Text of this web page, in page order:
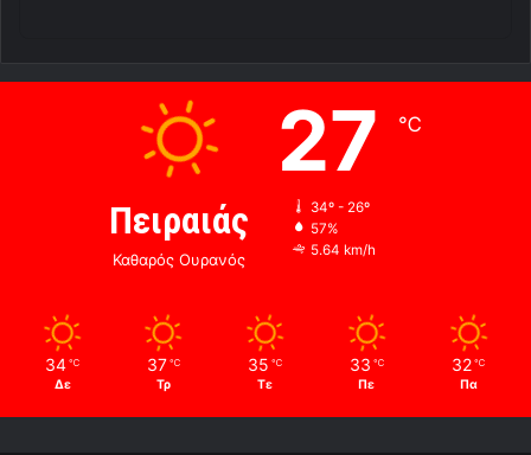
Πειραιάς
Καθαρός Ουρανός
27 ℃
34º - 26º
57%
5.64 km/h
34 ℃
Δε
37 ℃
Τρ
35 ℃
Τε
33 ℃
Πε
32 ℃
Πα